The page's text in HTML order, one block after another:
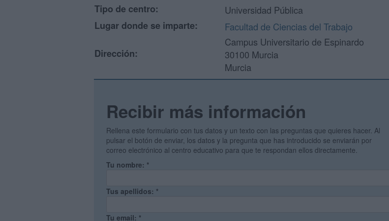
Tipo de centro:
Universidad Pública
Lugar donde se imparte:
Facultad de Ciencias del Trabajo
Dirección:
Campus Universitario de Espinardo
30100 Murcia
Murcia
Recibir más información
Rellena este formulario con tus datos y un texto con las preguntas que quieres hacer. Al
pulsar el botón de enviar, los datos y la pregunta que has introducido se enviarán por
correo electrónico al centro educativo para que te respondan ellos directamente.
Tu nombre: *
Tus apellidos: *
Tu email: *